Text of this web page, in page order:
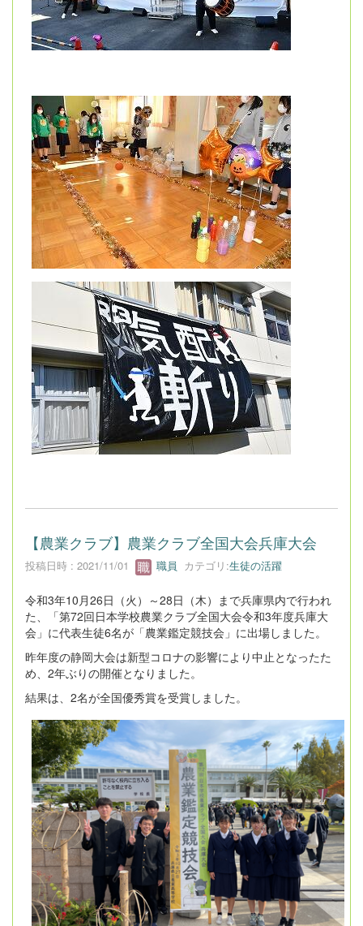
【農業クラブ】農業クラブ全国大会兵庫大会
投稿日時 : 2021/11/01 職員 カテゴリ:生徒の活躍
令和3年10月26日（火）～28日（木）まで兵庫県内で行われ
た、「第72回日本学校農業クラブ全国大会令和3年度兵庫大
会」に代表生徒6名が「農業鑑定競技会」に出場しました。
昨年度の静岡大会は新型コロナの影響により中止となったた
め、2年ぶりの開催となりました。
結果は、2名が全国優秀賞を受賞しました。